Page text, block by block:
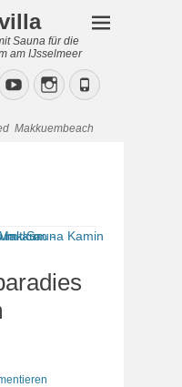
Sauna für die
am IJsselmeer
YouTubeInstagram
Phone
Makkuembeach